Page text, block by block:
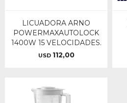
LICUADORA ARNO
POWERMAXAUTOLOCK
1400W 15 VELOCIDADES.
USD 112,00